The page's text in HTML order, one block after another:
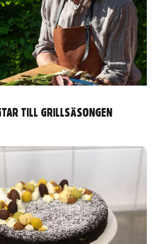
TILL GRILLSÄSONGEN